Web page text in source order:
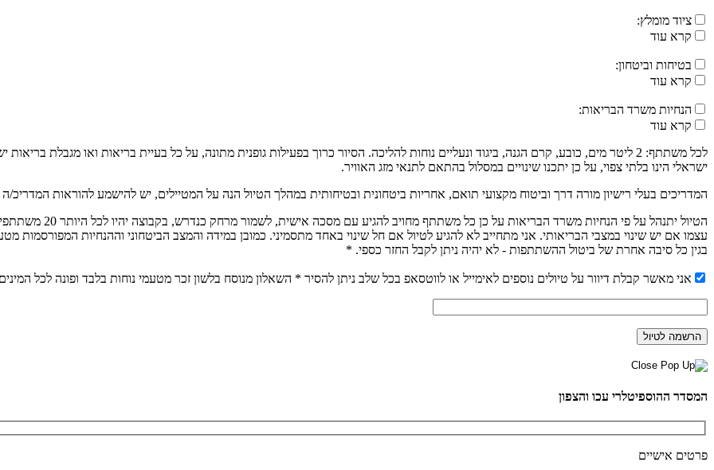
ציוד מומלץ:
קרא עוד
בטיחות וביטחון:
קרא עוד
הנחיות משרד הבריאות:
קרא עוד
לכל משתתף: 2 ליטר מים, כובע, קרם הגנה, ביגוד ונעליים נוחות להליכה. הסיור כרוך בפעילות גופנית מתונה, על כל בעיית בריאות ואו
ישראלי הינו בלתי צפוי, על כן יתכנו שינויים במסלול בהתאם לתנאי מזג האוויר.
המדריכים בעלי רישיון מורה דרך וביטוח מקצועי תואם, אחריות ביטחונית ובטיחותית במהלך הטיול הנה על המטיילים, יש להישמע להוראות המדריכ/ה
הטיול יתנהל על פי
עצמו אם יש שינוי במצבי הבריאותי. אני מתחייב לא להגיע לטיול אם חל שינוי באחד מתסמיני. כמובן במידה והמצב הביטחוני וההנחיות המפורסמות
בגין כל סיבה אחרת של ביטול ההשתתפות - לא יהיה ניתן לקבל החזר כספי. *
אני מאשר קבלת דיוור על טיולים נוספים לאימייל או לווטסאפ בכל שלב ניתן להסיר * השאלון מנוסח בלשון זכר מטעמי נוחות בלבד ופונה לכל
המסדר ההוספיטלרי עכו והצפון
פרטים אישיים